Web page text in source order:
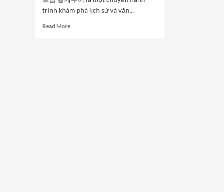
trình khám phá lịch sử và văn...
Read MoreRead